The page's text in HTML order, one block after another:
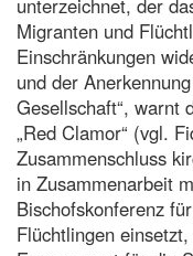
unterzeichnet, der
Migranten und
Einschränkungen
und der
Gesellschaft“, warnt
„Red Clamor“ (vgl.
Zusammenschluss
in Zusammenarbeit
Bischofskonferenz
Flüchtlingen